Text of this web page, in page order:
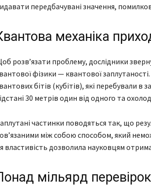
передбачувані значення,
механіка
розв’язати проблему, дослідники
фізики — квантової
бітів (кубітів), які перебували в
30 метрів один від одного та
частинки поводяться так, що
між собою способом, який
властивість дозволила науковцям
мільярд